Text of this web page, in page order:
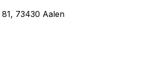
81, 73430 Aalen